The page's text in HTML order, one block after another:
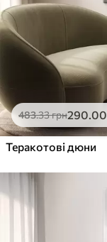
483.33грн290.00
Теракотові дюни